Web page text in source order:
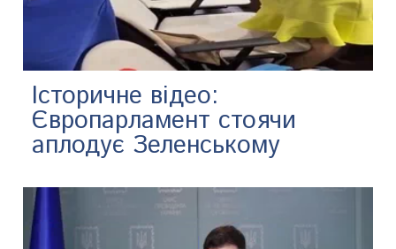
Історичне відео:
Європарламент стоячи
аплодує Зеленському